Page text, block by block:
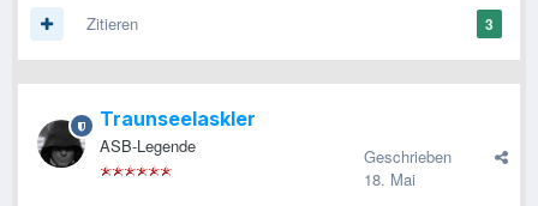
3
Zitieren
Traunseelaskler
ASB-Legende
Geschrieben
18. Mai